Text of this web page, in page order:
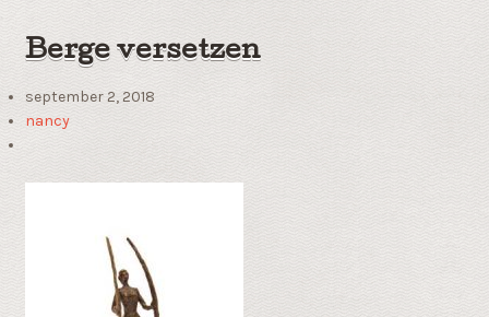
Berge versetzen
september 2, 2018
nancy